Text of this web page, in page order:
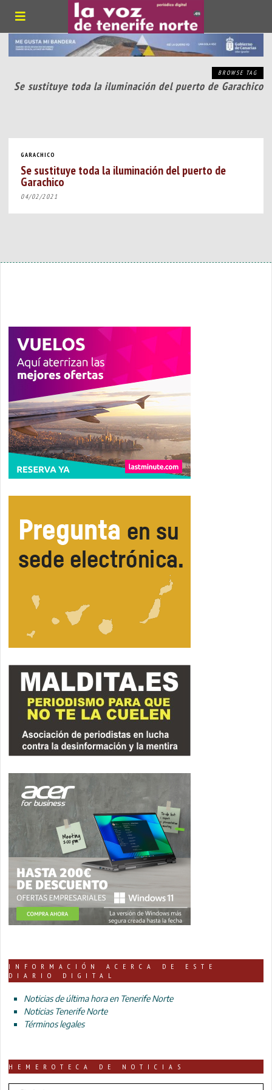
BROWSE TAG
Se sustituye toda la iluminación del puerto de Garachico
GARACHICO
Se sustituye toda la iluminación del puerto de
Garachico
04/02/2021
INFORMACIÓN ACERCA DE ESTE
DIARIO DIGITAL
Noticias de última hora en Tenerife Norte
Noticias Tenerife Norte
Términos legales
HEMEROTECA DE NOTICIAS